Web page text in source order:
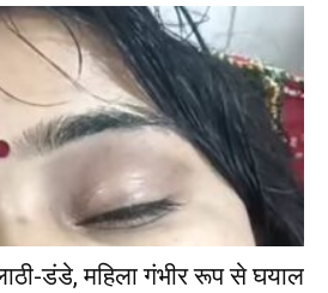
डंडे, महिला गंभीर रूप से घयाल